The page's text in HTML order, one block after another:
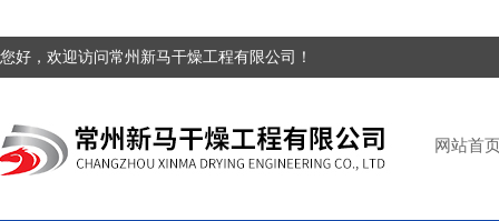
您好，欢迎访问常州新马干燥工程有限公司！
网站首